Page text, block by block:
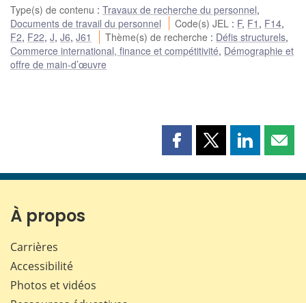
Type(s) de contenu : Travaux de recherche du personnel,
Documents de travail du personnel
Code(s) JEL : F, F1 , F14,
F2, F22, J, J6, J61 Thème(s) de recherche : Défis structurels,
Commerce international, finance et compétitivité, Démographie et
offre de main-d’œuvre
Partager
page
Partager
page
Partager
page page
À propos
Carrières
Accessibilité
Photos et vidéos